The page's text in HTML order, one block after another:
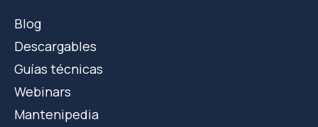
Blog
Descargables
Guías técnicas
Webinars
Mantenipedia